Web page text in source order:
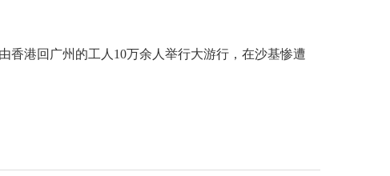
港回广州的工人10万余人举行大游行，在沙基惨遭